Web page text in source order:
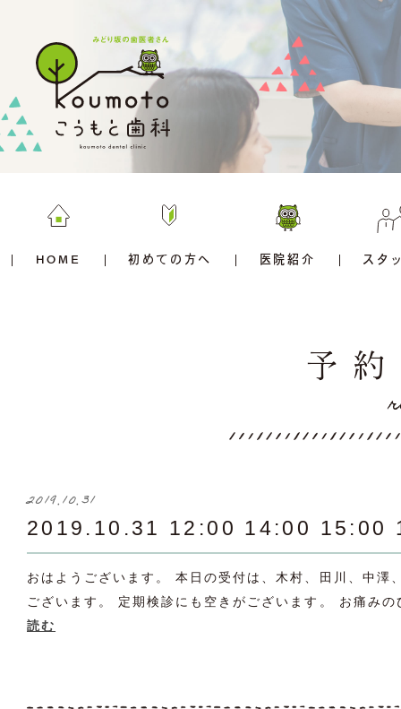
HOME 初めての方へ 医院紹介 スタ
予
2019.10.31
2019.10.31 12:00 14:00 15:00
おはようございます。 本日の受付は、木村、田川、中
ございます。 定期検診にも空きがございます。 お痛み
読む